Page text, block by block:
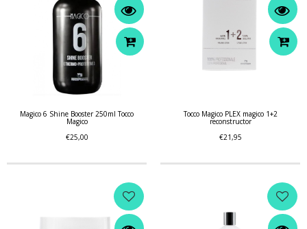
Magico 6 Shine Booster 250ml Tocco
Magico
€25,00
Tocco Magico PLEX magico 1+2
reconstructor
€21,95